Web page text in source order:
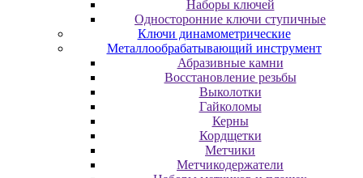
Наборы ключей
Односторонние ключи ступичные
Ключи динамометрические
Металлообрабатывающий инструмент
Абразивные камни
Восстановление резьбы
Выколотки
Гайколомы
Керны
Кордщетки
Метчики
Метчикодержатели